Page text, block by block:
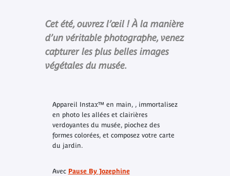
Cet été, ouvrez l’œil ! À la manière
d’un véritable photographe, venez
capturer les plus belles images
végétales du musée.
Appareil Instax™ en main, , immortalisez
en photo les allées et clairières
verdoyantes du musée, piochez des
formes colorées, et composez votre carte
du jardin.
Avec Pause By Jozephine